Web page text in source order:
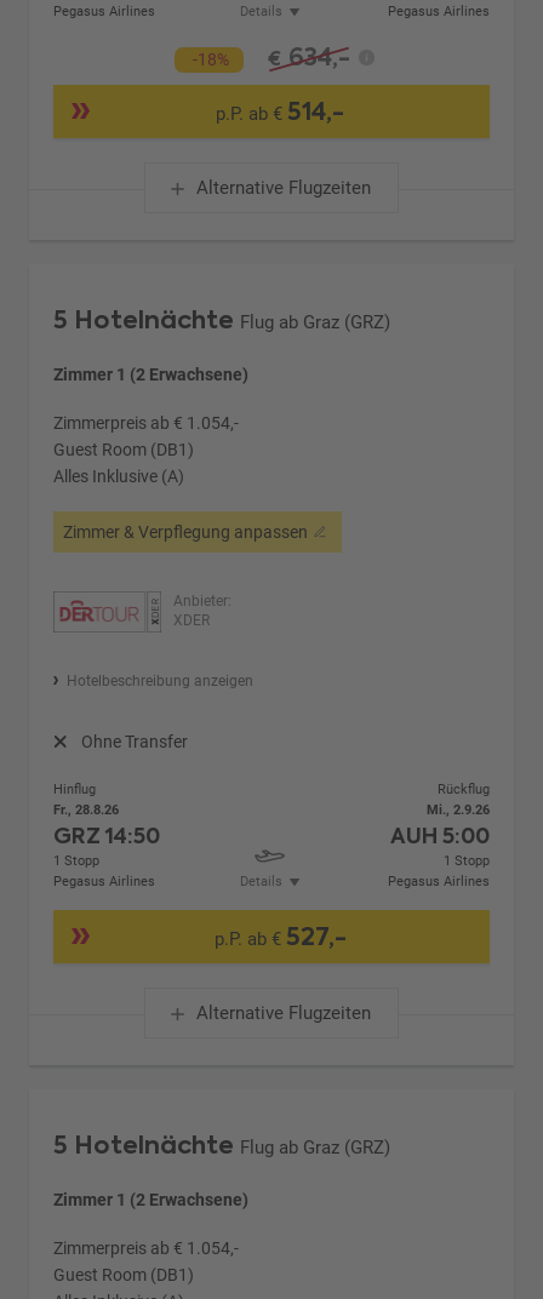
Pegasus Airlines
Details
Pegasus Airlines
-18% € 634,-
p.P. ab € 514,-
Alternative Flugzeiten
5 Hotelnächte Flug ab Graz (GRZ)
Zimmer 1 (2 Erwachsene)
Zimmerpreis ab € 1.054,-
Guest Room (DB1)
Alles Inklusive (A)
Zimmer & Verpflegung anpassen
Anbieter:
XDER
Hotelbeschreibung anzeigen
Ohne Transfer
Hinflug
Fr., 28.8.26
GRZ14:50
1 Stopp
Pegasus Airlines
Details
Rückflug
Mi., 2.9.26
AUH 5:00
1 Stopp
Pegasus Airlines
p.P. ab € 527,-
Alternative Flugzeiten
5 Hotelnächte Flug ab Graz (GRZ)
Zimmer 1 (2 Erwachsene)
Zimmerpreis ab € 1.054,-
Guest Room (DB1)